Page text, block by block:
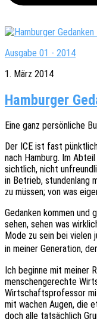
Ausgabe 01 - 2014
1. März 2014
Hamburger
Eine ganz persön­li­che
Der ICE ist fast
nach Hamburg. Im
sicht­lich, nicht
in Betrieb, stun­den­lang
zu müssen; von was
Gedan­ken kommen und
sehen, sehen was
Mode zu sein bei vielen
in meiner Gene­ra­ti­on,
Ich begin­ne mit meiner
menschen­ge­rech­te
Wirt­schafts­pro­fes­sor
mit wachen Augen, die
doch alle tatsäch­lich